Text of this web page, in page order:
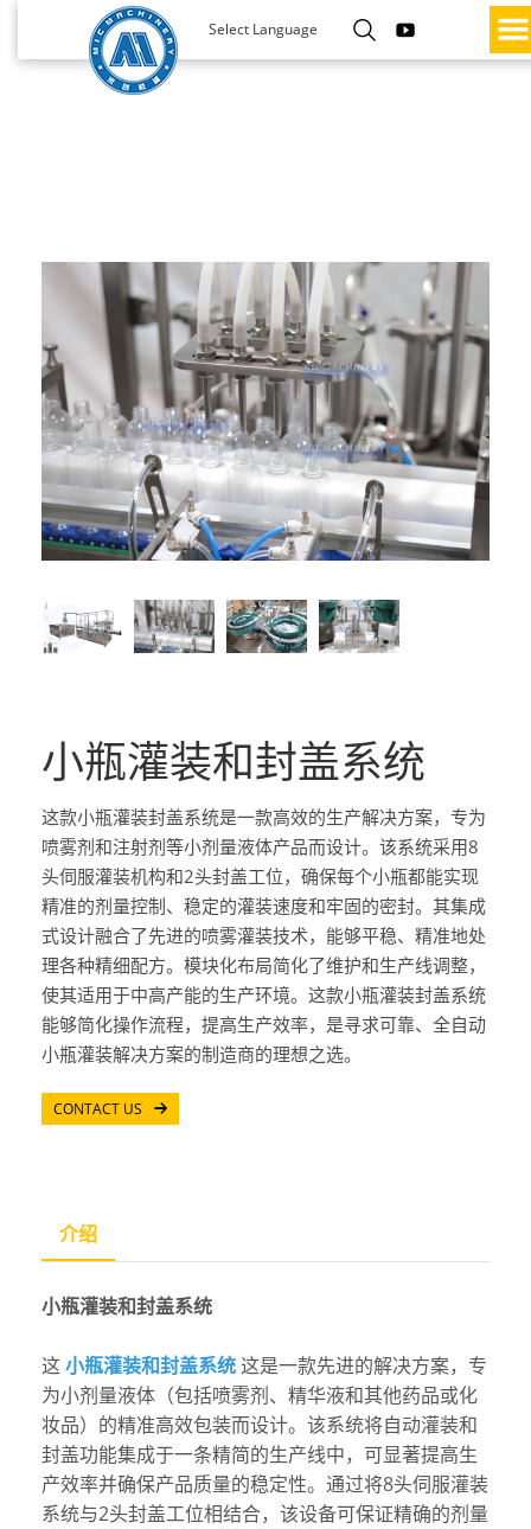
Select Language
小瓶灌装和封盖系统
这款小瓶灌装封盖系统是一款高效的生产解决方案，专为
喷雾剂和注射剂等小剂量液体产品而设计。该系统采用8
头伺服灌装机构和2头封盖工位，确保每个小瓶都能实现
精准的剂量控制、稳定的灌装速度和牢固的密封。其集成
式设计融合了先进的喷雾灌装技术，能够平稳、精准地处
理各种精细配方。模块化布局简化了维护和生产线调整，
使其适用于中高产能的生产环境。这款小瓶灌装封盖系统
能够简化操作流程，提高生产效率，是寻求可靠、全自动
小瓶灌装解决方案的制造商的理想之选。
CONTACT US
介绍
小瓶灌装和封盖系统
这 小瓶灌装和封盖系统这是一款先进的解决方案，专
为小剂量液体（包括喷雾剂、精华液和其他药品或化
妆品）的精准高效包装而设计。该系统将自动灌装和
封盖功能集成于一条精简的生产线中，可显著提高生
产效率并确保产品质量的稳定性。通过将8头伺服灌装
系统与2头封盖工位相结合，该设备可保证精确的剂量